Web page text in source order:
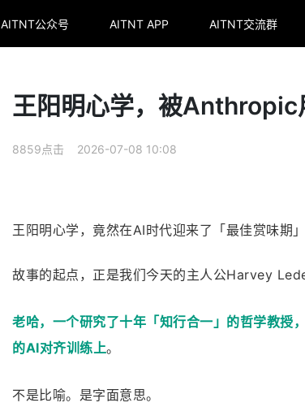
AITNT公众号 AITNT APP AITNT交流群
王阳明心学，被
8859点击 2026-07-08 10:08
王阳明心学，竟然在AI时代迎来了「最佳赏味期」
故事的起点，正是我们今天的主人公Harvey
老哈，一个研究了十年「知行合一」的哲学教授
的AI对齐训练上。
不是比喻。是字面意思。